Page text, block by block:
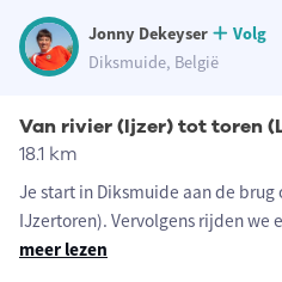
Jonny Dekeyser
Volg
Diksmuide, België
Van rivier (Ijzer) tot toren
18.1 km
Je start in Diksmuide aan de
IJzertoren). Vervolgens rijden we
meer lezen